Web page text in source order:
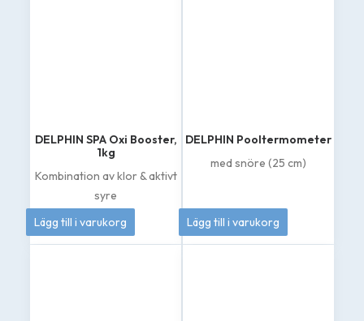
DELPHIN SPA Oxi Booster,
1kg
Kombination av klor & aktivt
syre
389kr
Lägg till i varukorg
DELPHIN Pooltermometer
med snöre (25 cm)
60kr
Lägg till i varukorg